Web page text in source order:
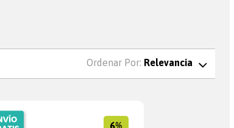
Relevancia
6%